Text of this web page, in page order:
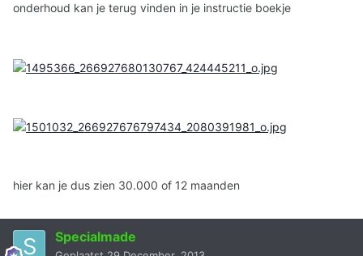
onderhoud kan je terug vinden in je instructie boekje
hier kan je dus zien 30.000 of 12 maanden
Specialmade